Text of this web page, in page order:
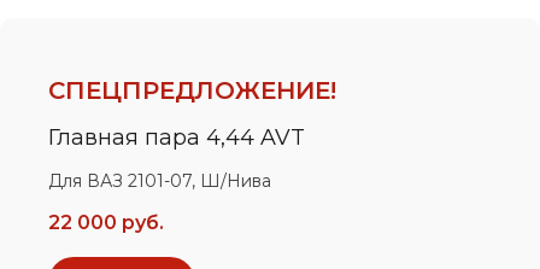
СПЕЦПРЕДЛОЖЕНИЕ!
Главная пара 4,44 AVT
Для ВАЗ 2101-07, Ш/Нива
22 000 руб.